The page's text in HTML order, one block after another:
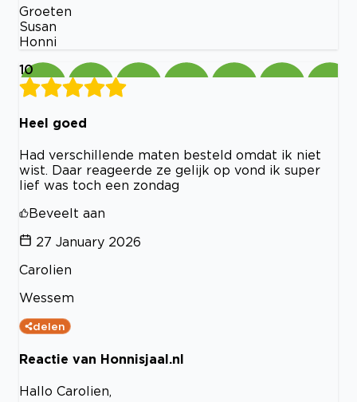
Groeten
Susan
Honni
10
Heel goed
Had verschillende maten besteld omdat ik niet
wist. Daar reageerde ze gelijk op vond ik super
lief was toch een zondag
Beveelt aan
27 January 2026
Carolien
Wessem
delen
Reactie van Honnisjaal.nl
Hallo Carolien,